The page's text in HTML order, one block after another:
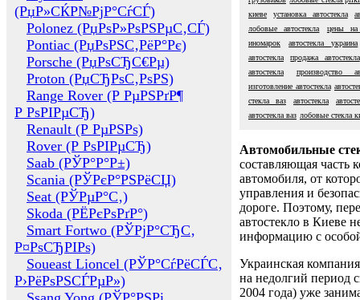
(РџР»СЌР№РјР°СѓСЃ)
Polonez (РџРѕР»РѕРЅРµС‚СЃ)
Pontiac (РџРѕРЅС‚РёР°Рє)
Porsche (РџРѕСЂС€Рµ)
Proton (РџСЂРѕС‚РѕРЅ)
Range Rover (Р РµРЅРґР¶
Р РѕРІРµСЂ)
Renault (Р РµРЅРѕ)
Rover (Р РѕРІРµСЂ)
Saab (РЎР°Р°Р±)
Scania (РЎРєР°РЅРёСЏ)
Seat (РЎРµР°С‚)
Skoda (РЁРєРѕРґР°)
Smart Fortwo (РЎРјР°СЂС‚
Р¤РѕСЂРІРѕ)
Soueast Lioncel (РЎР°СѓРёСЃС‚
Р›РёРѕРЅСЃРµР»)
киеве
установка автостекла
лобовые автостекла
цены на
иномарок
автостекла украина
автостекла
продажа автостекла
автостекла
производство
изготовление автостекла
стекла ваз
автостекла
автостекла ваз лобовые стекла
Автомобильные
составляющая часть
автомобиля, от
управления и
дороге. Поэтому,
автостекло в Киеве
информацию с
Украинская
на недолгий период
2004 года) уже